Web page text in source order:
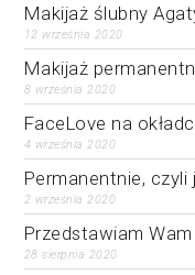
Makijaż ślubny
12 września 2020
Makijaż
8 września 2020
FaceLove na
4 września 2020
Permanentnie, czyli
2 września 2020
Przedstawiam
28 sierpnia 2020